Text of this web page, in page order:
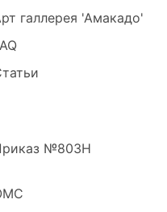
галлерея 'Амакадо'
№803Н